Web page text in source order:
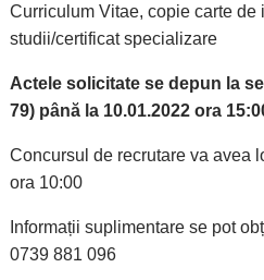
Curriculum Vitae, copie carte de
studii/certificat specializare
Actele solicitate se depun la
79) până la 10.01.2022 ora
Concursul de recrutare va avea
ora 10:00
Informații suplimentare se pot
0739 881 096